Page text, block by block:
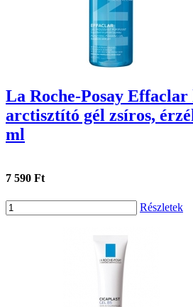
La Roche-Posay Effaclar
arctisztító gél zsíros,
ml
7 590 Ft
Részletek